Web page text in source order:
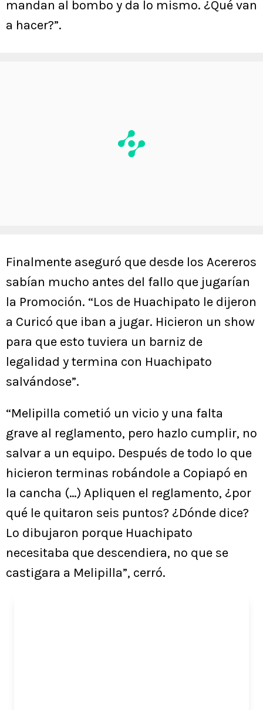
mandan al bombo y da lo mismo. ¿Qué van
a hacer?”.
Finalmente aseguró que desde los Acereros
sabían mucho antes del fallo que jugarían
la Promoción. “Los de Huachipato le dijeron
a Curicó que iban a jugar. Hicieron un show
para que esto tuviera un barniz de
legalidad y termina con Huachipato
salvándose”.
“Melipilla cometió un vicio y una falta
grave al reglamento, pero hazlo cumplir, no
salvar a un equipo. Después de todo lo que
hicieron terminas robándole a Copiapó en
la cancha (…) Apliquen el reglamento, ¿por
qué le quitaron seis puntos? ¿Dónde dice?
Lo dibujaron porque Huachipato
necesitaba que descendiera, no que se
castigara a Melipilla”, cerró.